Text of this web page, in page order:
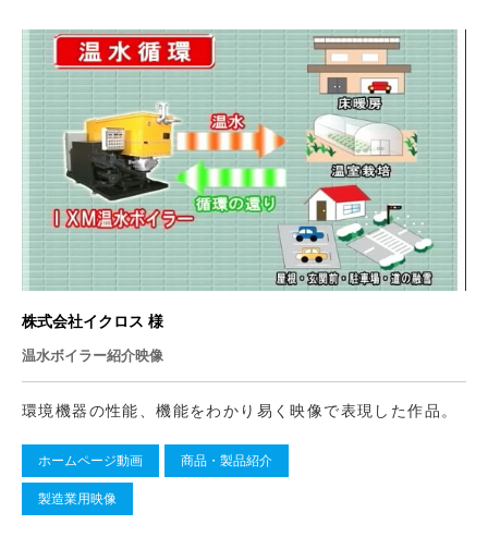
株式会社イクロス 様
温水ボイラー紹介映像
環境機器の性能、機能をわかり易く映像で表現した作品。
ホームページ動画 商品・製品紹介
製造業用映像